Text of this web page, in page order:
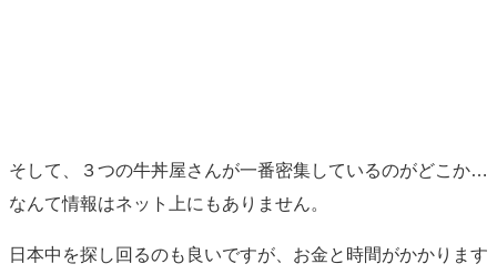
そして、３つの牛丼屋さんが一番密集しているのがどこか…
なんて情報はネット上にもありません。
日本中を探し回るのも良いですが、お金と時間がかかります